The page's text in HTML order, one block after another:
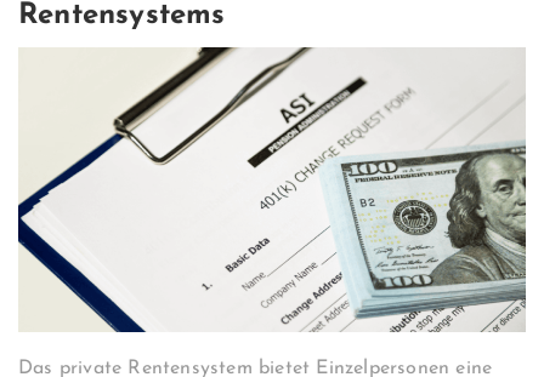
Rentensystems
Das private Rentensystem bietet Einzelpersonen eine